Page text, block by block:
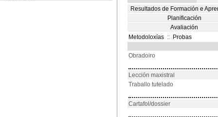
Resultados de Formación e
Planificación
Avaliación
Metodoloxías :: Probas
Obradoiro
Lección maxistral
Traballo tutelado
Cartafol/dossier